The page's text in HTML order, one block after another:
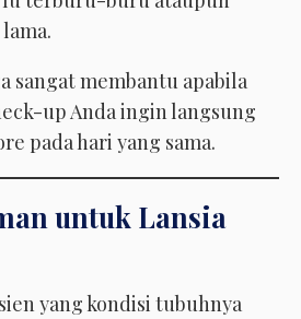
sangat membantu apabila
up Anda ingin langsung
pada hari yang sama.
untuk Lansia
yang kondisi tubuhnya